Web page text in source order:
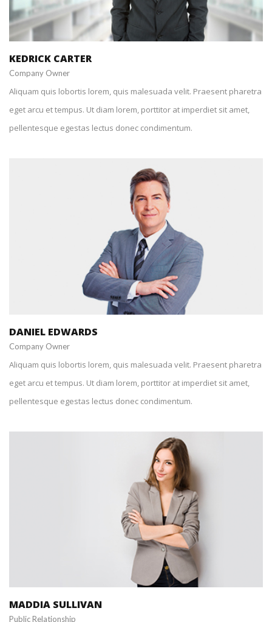
+1 212-226-3127
kedrickcarter@spyropress.com
KEDRICK CARTER
Company Owner
Aliquam quis lobortis lorem, quis malesuada velit. Praesent pharetra
eget arcu et tempus. Ut diam lorem, porttitor at imperdiet sit amet,
pellentesque egestas lectus donec condimentum.
+241111113432
danieledwards@spyropress.com
DANIEL EDWARDS
Company Owner
Aliquam quis lobortis lorem, quis malesuada velit. Praesent pharetra
eget arcu et tempus. Ut diam lorem, porttitor at imperdiet sit amet,
pellentesque egestas lectus donec condimentum.
+1 212-226-3127
maddiasullivan@spyropress.com
MADDIA SULLIVAN
Public Relationship